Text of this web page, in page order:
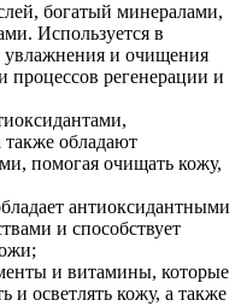
богатый минералами,
Используется в
увлажнения и очищения
процессов регенерации и
обладают
помогая очищать кожу,
антиоксидантными
и способствует
и витамины, которые
и осветлять кожу, а также